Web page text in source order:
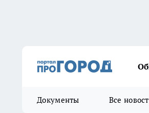
Документы Все